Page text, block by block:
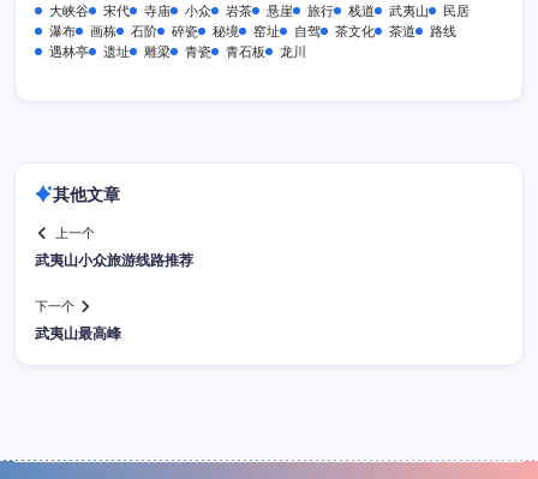
大峡谷
宋代 寺庙 小众 岩茶 悬崖 旅行 栈道 武夷山
民居
瀑布
画栋 石阶 碎瓷 秘境 窑址 自驾 茶文化 茶道
路线
遇林亭
遗址 雕梁 青瓷 青石板 龙川
其他文章
上一个
武夷山小众旅游线路推荐
下一个
武夷山最高峰